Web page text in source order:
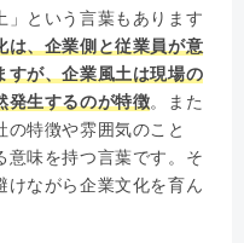
」という言葉もあります
は、企業側と従業員が意
すが、企業風土は現場の
発生するのが特徴。また
の特徴や雰囲気のこと
意味を持つ言葉です。そ
けながら企業文化を育ん